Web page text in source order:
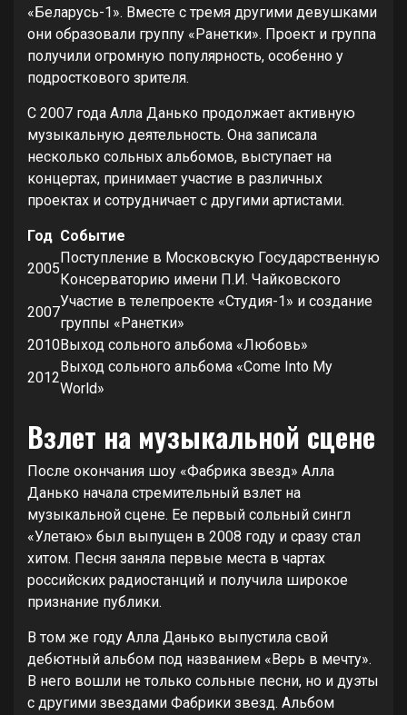
«Беларусь-1». Вместе с тремя другими девушками
они образовали группу «Ранетки». Проект и группа
получили огромную популярность, особенно у
подросткового зрителя.
С 2007 года Алла Данько продолжает активную
музыкальную деятельность. Она записала
несколько сольных альбомов, выступает на
концертах, принимает участие в различных
проектах и сотрудничает с другими артистами.
Год Событие
2005
Поступление в Московскую Государственную
Консерваторию имени П.И. Чайковского
2007
Участие в телепроекте «Студия-1» и создание
группы «Ранетки»
2010Выход сольного альбома «Любовь»
2012
Выход сольного альбома «Come Into My
World»
Взлет на музыкальной сцене
После окончания шоу «Фабрика звезд» Алла
Данько начала стремительный взлет на
музыкальной сцене. Ее первый сольный сингл
«Улетаю» был выпущен в 2008 году и сразу стал
хитом. Песня заняла первые места в чартах
российских радиостанций и получила широкое
признание публики.
В том же году Алла Данько выпустила свой
дебютный альбом под названием «Верь в мечту».
В него вошли не только сольные песни, но и дуэты
с другими звездами Фабрики звезд. Альбом